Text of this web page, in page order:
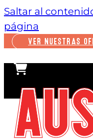
Saltar al
página
VER NUESTRAS